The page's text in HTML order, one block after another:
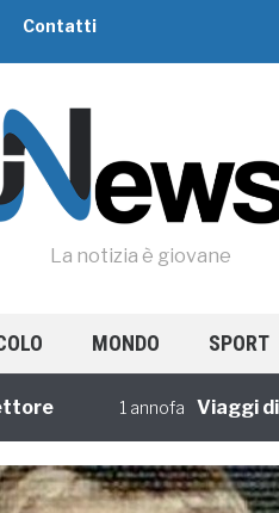
Contatti
La notizia è giovane
MONDO SPORT
1 annofa Viaggi di